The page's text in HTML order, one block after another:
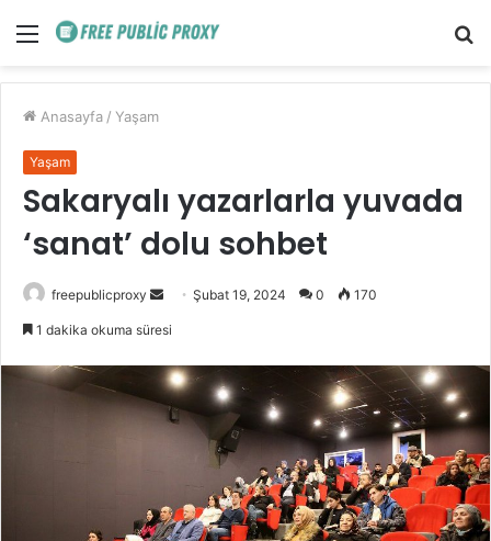
Menü
Anasayfa / Yaşam
Yaşam
Sakaryalı yazarlarla yuvada
‘sanat’ dolu sohbet
freepublicproxy
Bir
göndermek
Şubat 19, 2024 0 170
1 dakika okuma süresi